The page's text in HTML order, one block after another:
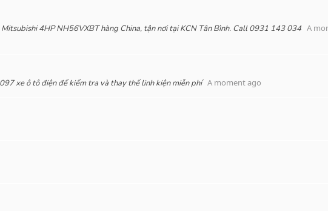
4HP NH56VXBT hàng China, tận nơi tại KCN Tân Bình. Call 0931 143 034 A
xe ô tô điện để kiểm tra và thay thế linh kiện miễn phí A moment ago